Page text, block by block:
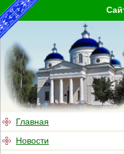
Главная
Новости